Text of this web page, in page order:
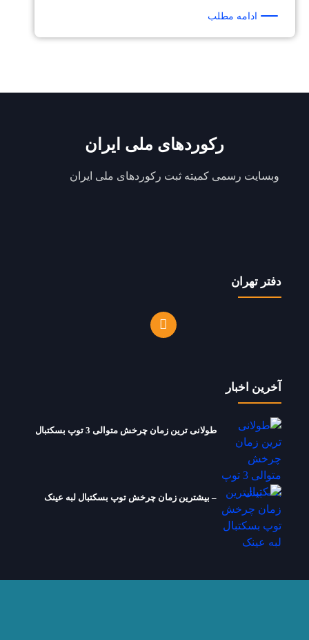
ادامه مطلب
رکوردهای ملی ایران
وبسایت رسمی کمیته ثبت رکوردهای ملی ایران
دفتر تهران
آخرین اخبار
طولانی ترین زمان چرخش متوالی 3 توپ بسکتبال
– بیشترین زمان چرخش توپ بسکتبال لبه عینک